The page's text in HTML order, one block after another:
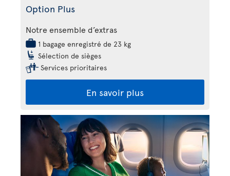
Option Plus
Notre ensemble d’extras
1 bagage enregistré de 23 kg
Sélection de sièges
Services prioritaires
En savoir plus